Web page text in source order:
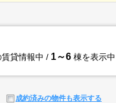
賃貸情報中 / 1～6 棟を表示中
成約済みの物件も表示する